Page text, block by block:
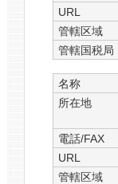
URL
管轄区域
管轄国税局
名称
所在地
電話/FAX
URL
管轄区域